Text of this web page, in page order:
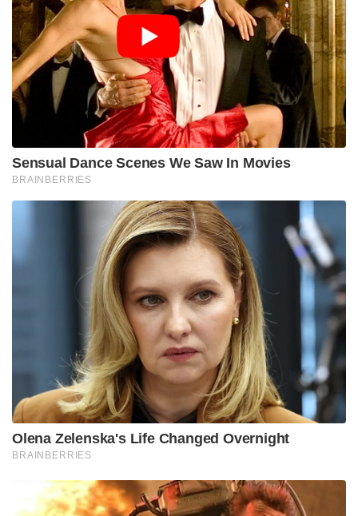
പൈശാചികവുമായ ശ്രമമാണ് ആസൂത്രണം ചെയ്ത
കാപാലികർ നടത്തിയിട്ടുള്ളത് ? അതും പോരാഞ്ഞ്
നിരപരാധിയായ അയാൾക്കെതിരെ
മതതീവ്രവാദികളുടെ കൊലവിളിയും.
ഒരാളെ കൊല്ലാൻ തീരുമാനിച്ചാൽ അയാളെപ്പറ്റി
അപവാദങ്ങൾ പറഞ്ഞ് അയാൾ
കൊല്ലപ്പെടേണ്ടവനാണെന്ന് വരുത്തിത്തീർത്ത് പിന്നെ
കൊലപ്പെടുത്തുക എന്നതാണ് ഉദ്ദേശ്യം.
കയ്യും കാലും വെട്ടിയ മത കോടതിയുടെ ശിക്ഷ
ആവർത്തിക്കാനാണ് മത തീവ്രവാദികൾ
ലക്ഷ്യമിടുന്നത് .
ഈ ശ്രമം വിജയിക്കുകയാണെങ്കിൽ അത് കേരളത്തെ
സംബന്ധിച്ചിടത്തോളം ഗുരുതരമാണ്.ഈ
മതഭീകരതയെ അടിച്ചമർത്തിയില്ലെങ്കിൽ അത്
കേരളത്തിലെ ജനങ്ങൾക്ക് മാത്രമല്ല രാജ്യത്തിന്റെ
അഖണ്ഡതയ്ക്കും അപകടകരമാണ്. ഇത്തരം മത
ഭീകരരുടെ ജൽപ്പനങ്ങൾക്കൊപ്പം നിൽക്കാനാണ്
മുഖ്യധാര രാഷ്ട്രീയക്കാർ തീരുമാനിക്കുന്നതെങ്കിൽ
അത് ഗുരുതരമായ പ്രത്യാഘാതങ്ങൾക്കും വഴിവെക്കും.
സംശയമില്ല തന്നെ !
SDPI vayujith padmarajan POCSO
featured
Palathai